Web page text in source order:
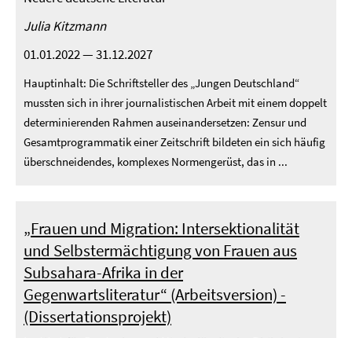
Julia Kitzmann
01.01.2022 — 31.12.2027
Hauptinhalt: Die Schriftsteller des „Jungen Deutschland“
mussten sich in ihrer journalistischen Arbeit mit einem doppelt
determinierenden Rahmen auseinandersetzen: Zensur und
Gesamtprogrammatik einer Zeitschrift bildeten ein sich häufig
überschneidendes, komplexes Normengerüst, das in ...
„Frauen und Migration: Intersektionalität
und Selbstermächtigung von Frauen aus
Subsahara-Afrika in der
Gegenwartsliteratur“ (Arbeitsversion) -
(Dissertationsprojekt)